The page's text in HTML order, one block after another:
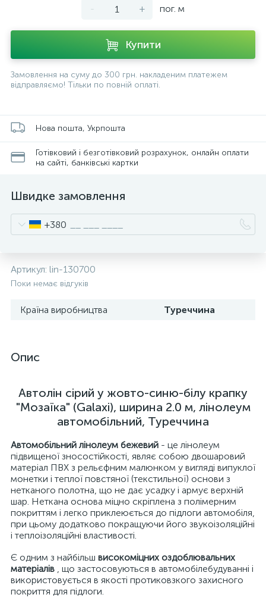
- + пог. м
Купити
Замовлення на суму до 300 грн. накладеним платежем
відправляємо! Тільки по повній оплаті.
Нова пошта, Укрпошта
Готівковий і безготівковий розрахунок, онлайн оплати
на сайті, банківські картки
Швидке замовлення
+380
Артикул: lin-130700
Поки немає відгуків
Країна виробництва Туреччина
Опис
Автолін сірий у жовто-синю-білу крапку
"Мозаїка" (Galaxi), ширина 2.0 м, лінолеум
автомобільний, Туреччина
Автомобільний лінолеум бежевий - це лінолеум
підвищеної зносостійкості, являє собою двошаровий
матеріал ПВХ з рельєфним малюнком у вигляді випуклої
монетки і теплої повстяної (текстильної) основи з
нетканого полотна, що не дає усадку і армує верхній
шар. Неткана основа міцно скріплена з полімерним
покриттям і легко приклеюється до підлоги автомобіля,
при цьому додатково покращуючи його звукоізоляційні
і теплоізоляційні властивості.
Є одним з найбільш високоміцних оздоблювальних
матеріалів , що застосовуються в автомобілебудуванні і
використовується в якості протиковзкого захисного
покриття для підлоги.